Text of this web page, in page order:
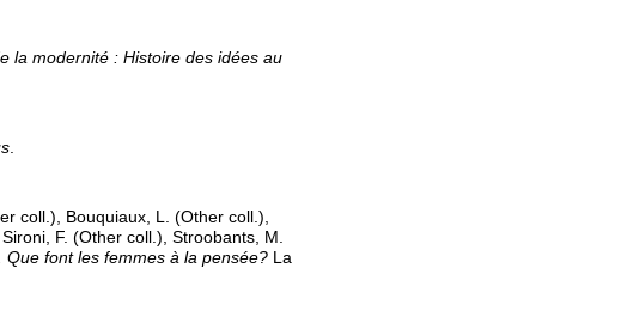
la modernité : Histoire des idées au
.
coll.), Bouquiaux, L. (Other coll.),
F. (Other coll.), Stroobants, M.
Que font les femmes à la pensée? La